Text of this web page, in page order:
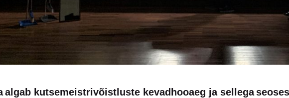
algab kutsemeistrivõistluste kevadhooaeg ja sellega